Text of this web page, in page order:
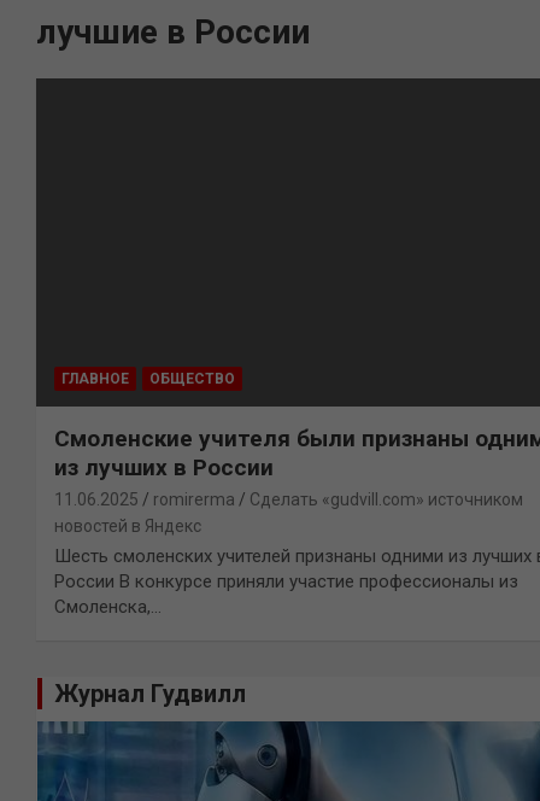
лучшие в России
ГЛАВНОЕ ОБЩЕСТВО
Смоленские учителя были признаны
из лучших в России
11.06.2025 romirerma
Сделать «gudvill.com» источником
новостей в Яндекс
Шесть смоленских учителей признаны одними из лучших
России В конкурсе приняли участие профессионалы из
Смоленска,…
Журнал Гудвилл